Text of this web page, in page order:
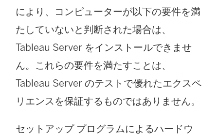
により、コンピューターが以下の要件を満
たしていないと判断された場合は、
Tableau Server をインストールできませ
ん。これらの要件を満たすことは、
Tableau Server のテストで優れたエクスペ
リエンスを保証するものではありません。
セットアップ プログラムによるハードウ